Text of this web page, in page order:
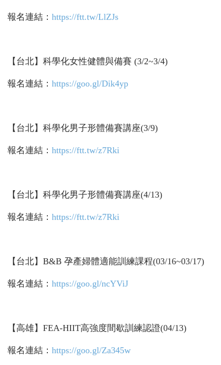
報名連結： https://ftt.tw/LlZJs
【台北】科學化女性健體與備賽 (3/2~3/4)
報名連結： https://goo.gl/Dik4yp
【台北】科學化男子形體備賽講座(3/9)
報名連結： https://ftt.tw/z7Rki
【台北】科學化男子形體備賽講座(4/13)
報名連結： https://ftt.tw/z7Rki
【台北】B&B 孕產婦體適能訓練課程(03/16~03/17)
報名連結： https://goo.gl/ncYViJ
【高雄】FEA-HIIT高強度間歇訓練認證(04/13)
報名連結： https://goo.gl/Za345w